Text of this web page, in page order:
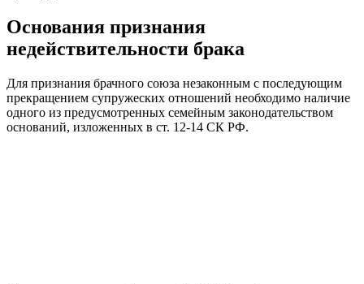
Основания признания
недействительности брака
Для признания брачного союза незаконным с последующим
прекращением супружеских отношений необходимо наличие
одного из предусмотренных семейным законодательством
оснований, изложенных в ст. 12-14 СК РФ.